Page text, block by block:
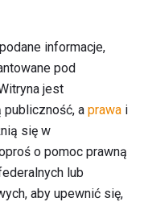
informacje,
pod
jest
a prawa i
się w
o pomoc prawną
lub
aby upewnić się,